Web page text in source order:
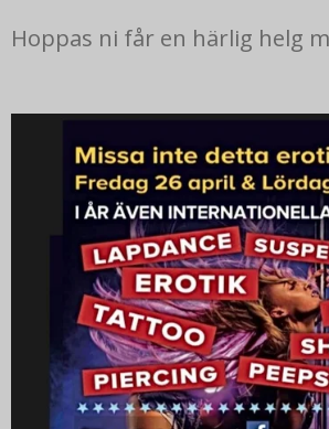
Hoppas ni får en härlig helg